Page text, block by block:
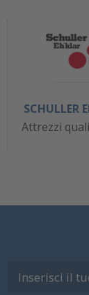
SCHULLER
Attrezzi